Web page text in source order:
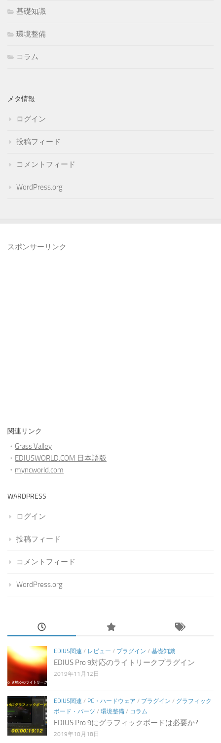
基礎知識
環境整備
コラム
メタ情報
ログイン
投稿フィード
コメントフィード
WordPress.org
スポンサーリンク
関連リンク
・ Grass Valley
・ EDIUSWORLD.COM 日本語版
・ myncworld.com
WARDPRESS
ログイン
投稿フィード
コメントフィード
WordPress.org
EDIUS関連 / レビュー / プラグイン / 基礎知識
EDIUS Pro 9対応のライトリークプラグイン
2019年11月12日
EDIUS関連 / PC・ハードウェア / プラグイン / グラフィック
ボード・パーツ / 環境整備 / コラム
EDIUS Pro 9にグラフィックボードは必要か?
2019年10月18日